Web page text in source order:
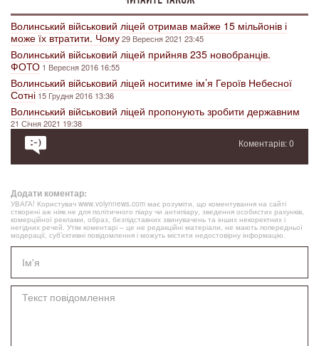
Волинський військовий ліцей отримав майже 15 мільйонів і
може їх втратити. Чому29 Вересня 2021 23:45
Волинський військовий ліцей прийняв 235 новобранців.
ФОТО 1 Вересня 2016 16:55
Волинський військовий ліцей носитиме ім’я Героїв Небесної
Сотні 15 Грудня 2016 13:36
Волинський військовий ліцей пропонують зробити державним
21 Січня 2021 19:38
Коментарів: 0
Додати коментар:
УВАГА! Користувач www.volynnews.com має розуміти, що коментування на сайті
створені аж ніяк не для політичного піару чи антипіару, зведення особистих рахунків,
комерційної реклами, образ, безпідставних звинувачень та інших некоректних і
негідних речей. Утім коментарі – це не редакційні матеріали, не мають попередньої
модерації, суб’єктивні повідомлення і можуть містити недостовірну інформацію.